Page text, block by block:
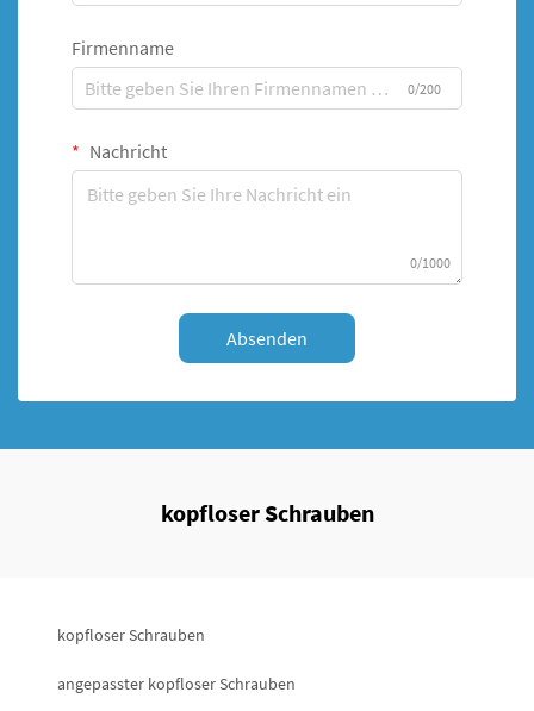
Firmenname
0/200
Nachricht
0/1000
Absenden
kopfloser Schrauben
kopfloser Schrauben
angepasster kopfloser Schrauben